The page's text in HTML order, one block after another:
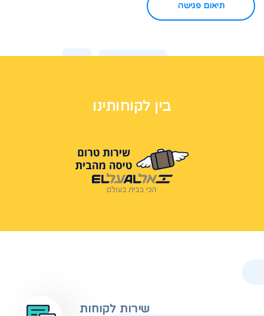
תיאום פגישה
בין לקוחותינו
שירות לקוחות